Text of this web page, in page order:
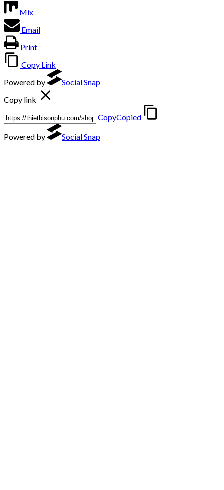
Mix
Email
Print
Copy Link
Powered by
Social Snap
Copy link
CopyCopied
Powered by
Social Snap